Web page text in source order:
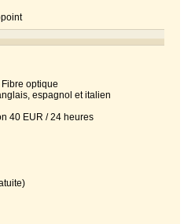
optique
espagnol et italien
40 EUR / 24 heures